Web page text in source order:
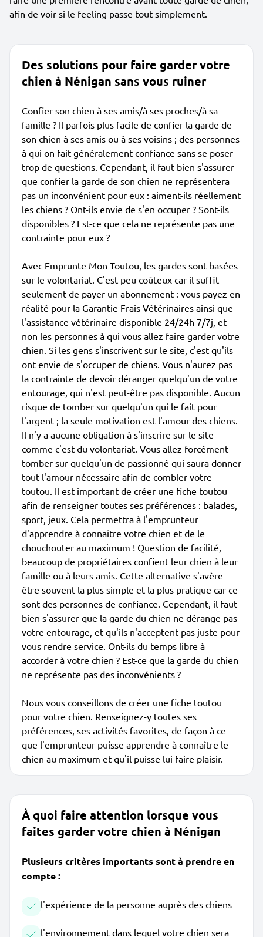
afin de voir si le feeling passe tout simplement.
Des solutions pour faire garder votre
chien à Nénigan sans vous ruiner
Confier son chien à ses amis/à ses proches/à sa
famille ? Il parfois plus facile de confier la garde de
son chien à ses amis ou à ses voisins ; des personnes
à qui on fait généralement confiance sans se poser
trop de questions. Cependant, il faut bien s'assurer
que confier la garde de son chien ne représentera
pas un inconvénient pour eux : aiment-ils réellement
les chiens ? Ont-ils envie de s'en occuper ? Sont-ils
disponibles ? Est-ce que cela ne représente pas une
contrainte pour eux ?
Avec Emprunte Mon Toutou, les gardes sont basées
sur le volontariat. C'est peu coûteux car il suffit
seulement de payer un abonnement : vous payez en
réalité pour la Garantie Frais Vétérinaires ainsi que
l'assistance vétérinaire disponible 24/24h 7/7j, et
non les personnes à qui vous allez faire garder votre
chien. Si les gens s'inscrivent sur le site, c'est qu'ils
ont envie de s'occuper de chiens. Vous n'aurez pas
la contrainte de devoir déranger quelqu'un de votre
entourage, qui n'est peut-être pas disponible. Aucun
risque de tomber sur quelqu'un qui le fait pour
l'argent ; la seule motivation est l'amour des chiens.
Il n'y a aucune obligation à s'inscrire sur le site
comme c'est du volontariat. Vous allez forcément
tomber sur quelqu'un de passionné qui saura donner
tout l'amour nécessaire afin de combler votre
toutou. Il est important de créer une fiche toutou
afin de renseigner toutes ses préférences : balades,
sport, jeux. Cela permettra à l'emprunteur
d'apprendre à connaître votre chien et de le
chouchouter au maximum ! Question de facilité,
beaucoup de propriétaires confient leur chien à leur
famille ou à leurs amis. Cette alternative s'avère
être souvent la plus simple et la plus pratique car ce
sont des personnes de confiance. Cependant, il faut
bien s'assurer que la garde du chien ne dérange pas
votre entourage, et qu'ils n'acceptent pas juste pour
vous rendre service. Ont-ils du temps libre à
accorder à votre chien ? Est-ce que la garde du chien
ne représente pas des inconvénients ?
Nous vous conseillons de créer une fiche toutou
pour votre chien. Renseignez-y toutes ses
préférences, ses activités favorites, de façon à ce
que l'emprunteur puisse apprendre à connaître le
chien au maximum et qu'il puisse lui faire plaisir.
À quoi faire attention lorsque vous
faites garder votre chien à Nénigan
Plusieurs critères importants sont à prendre en
compte :
l'expérience de la personne auprès des chiens
l'environnement dans lequel votre chien sera